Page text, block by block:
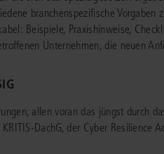
zu Ihrem Fachgebiet passen.
Notare
Öffentliches Recht
Sozialrecht
JURIS
branchenspezifische Vorgaben
Beispiele, Praxishinweise,
Unternehmen, die neuen
allen voran das jüngst durch
DachG, der Cyber Resilience